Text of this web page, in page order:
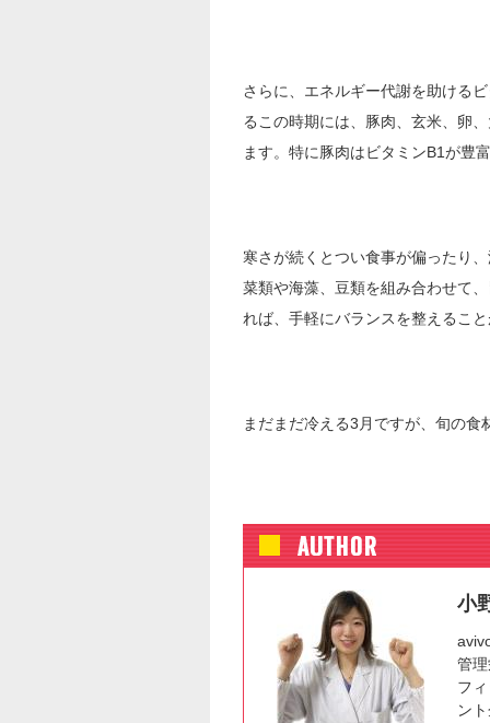
さらに、エネルギー代謝を助ける
るこの時期には、豚肉、玄米、卵
ます。特に豚肉はビタミンB1が豊
寒さが続くとつい食事が偏ったり
菜類や海藻、豆類を組み合わせて
れば、手軽にバランスを整えること
まだまだ冷える3月ですが、旬の食
小
管
フ
ン